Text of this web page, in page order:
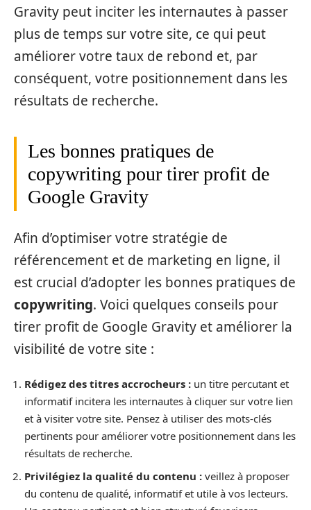
Gravity peut inciter les internautes à passer
plus de temps sur votre site, ce qui peut
améliorer votre taux de rebond et, par
conséquent, votre positionnement dans les
résultats de recherche.
Les bonnes pratiques de
copywriting pour tirer profit de
Google Gravity
Afin d’optimiser votre stratégie de
référencement et de marketing en ligne, il
est crucial d’adopter les bonnes pratiques de
copywriting. Voici quelques conseils pour
tirer profit de Google Gravity et améliorer la
visibilité de votre site :
Rédigez des titres accrocheurs : un titre percutant et
informatif incitera les internautes à cliquer sur votre lien
et à visiter votre site. Pensez à utiliser des mots-clés
pertinents pour améliorer votre positionnement dans les
résultats de recherche.
Privilégiez la qualité du contenu : veillez à proposer
du contenu de qualité, informatif et utile à vos lecteurs.